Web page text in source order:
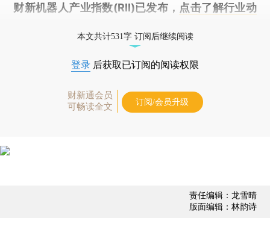
财新机器人产业指数(RII)已发布， 点击了解行业动
本文共计531字 订阅后继续阅读
登录 后获取已订阅的阅读权限
财新通会员
可畅读全文
订阅/会员升级
责任编辑：龙雪晴
版面编辑：林韵诗